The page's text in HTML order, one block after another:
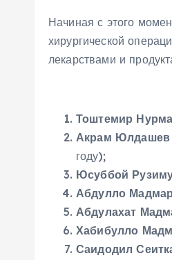
Начиная с этого
хирургической
лекарствами и
Тоштемир
Акрам Юлдашев
году);
Юсуббой
Абдулло
Абдулахат
Хабибулло
Саидодил